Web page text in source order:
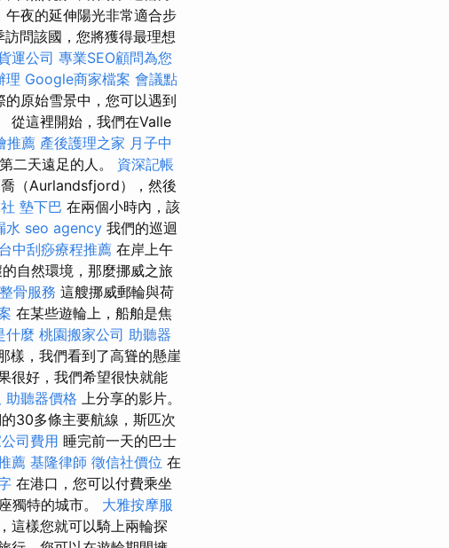
午夜的延伸陽光非常適合步
訪問該國，您將獲得最理想
運公司 專業SEO顧問為您
理 Google商家檔案 會議點
的原始雪景中，您可以遇到
從這裡開始，我們在Valle
推薦 產後護理之家 月子中
二天遠足的人。 資深記帳
（Aurlandsfjord），然後
墊下巴 在兩個小時內，該
水 seo agency 我們的巡迴
台中刮痧療程推薦 在岸上午
自然環境，那麼挪威之旅
骨服務 這艘挪威郵輪與荷
在某些遊輪上，船舶是焦
什麼 桃園搬家公司 助聽器
樣，我們看到了高聳的懸崖
很好，我們希望很快就能
助聽器價格 上分享的影片。
30多條主要航線，斯匹次
司費用 睡完前一天的巴士
薦 基隆律師 徵信社價位 在
在港口，您可以付費乘坐
獨特的城市。 大雅按摩服
這樣您就可以騎上兩輪探